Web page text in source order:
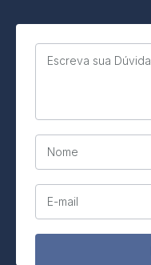
Escreva sua Dúvida
Nome
E-mail